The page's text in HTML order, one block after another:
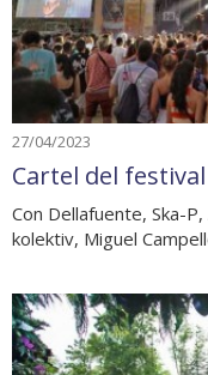
27/04/2023
Cartel del
Con Dellafuente, Ska-
kolektiv, Miguel